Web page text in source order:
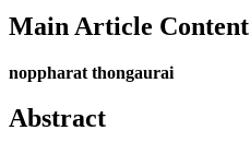
Main Article Content
noppharat thongaurai
Abstract